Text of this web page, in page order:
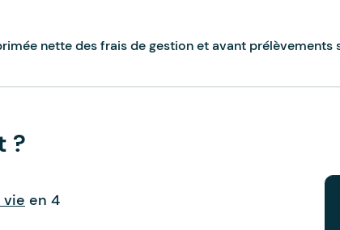
nette des frais de gestion et avant prélèvements
?
vie en 4